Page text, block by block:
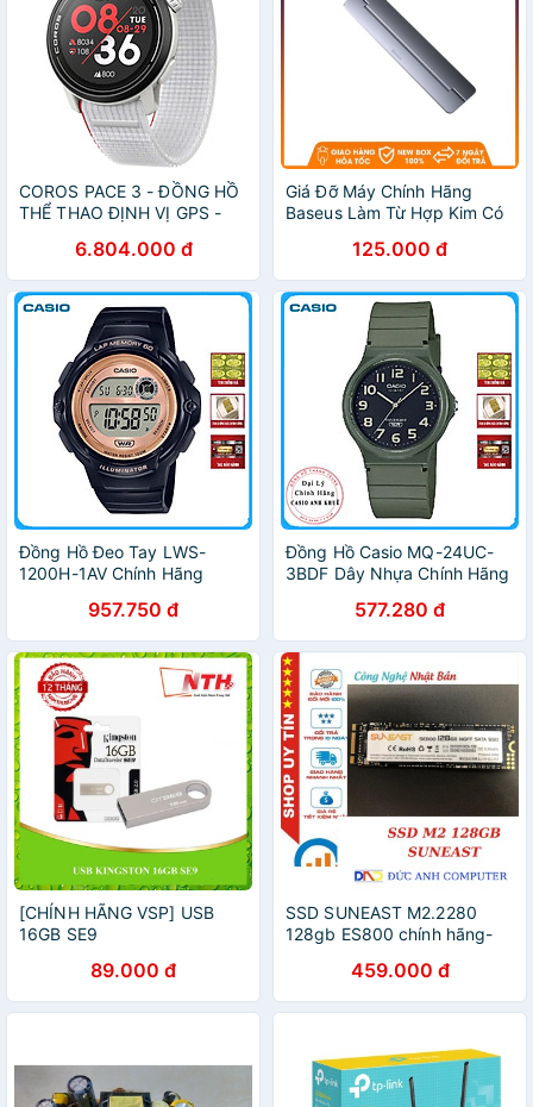
COROS PACE 3 - ĐỒNG HỒ
THỂ THAO ĐỊNH VỊ GPS -
WHT-N , WPACE3-BLK ,
WPACE3-WHT, WPACE3-INK
,WPACE3-CHK
6.804.000 đ
Giá Đỡ Máy Chính Hãng
Baseus Làm Từ Hợp Kim Có
Macbook Pro Air 12-17 Inch
125.000 đ
Đồng Hồ Đeo Tay LWS-
1200H-1AV Chính Hãng
957.750 đ
Đồng Hồ Casio MQ-24UC-
3BDF Dây Nhựa Chính Hãng
577.280 đ
[CHÍNH HÃNG VSP] USB
16GB SE9
89.000 đ
SSD SUNEAST M2.2280
128gb ES800 chính hãng-
Hành 36 Tháng, 1 Đổi 1
459.000 đ